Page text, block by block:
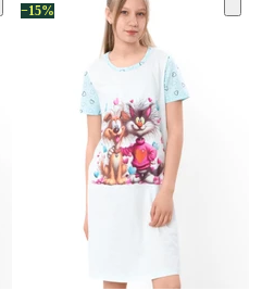
−15%